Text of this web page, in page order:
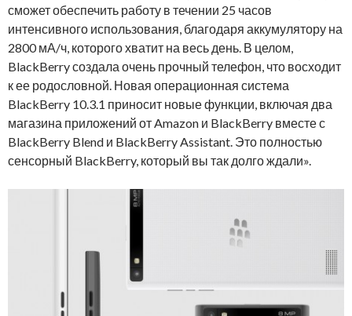
сможет обеспечить работу в течении 25 часов
интенсивного использования, благодаря аккумулятору на
2800 мА/ч, которого хватит на весь день. В целом,
BlackBerry создала очень прочный телефон, что восходит
к ее родословной. Новая операционная система
BlackBerry 10.3.1 приносит новые функции, включая два
магазина приложений от Amazon и BlackBerry вместе с
BlackBerry Blend и BlackBerry Assistant. Это полностью
сенсорный BlackBerry, который вы так долго ждали».